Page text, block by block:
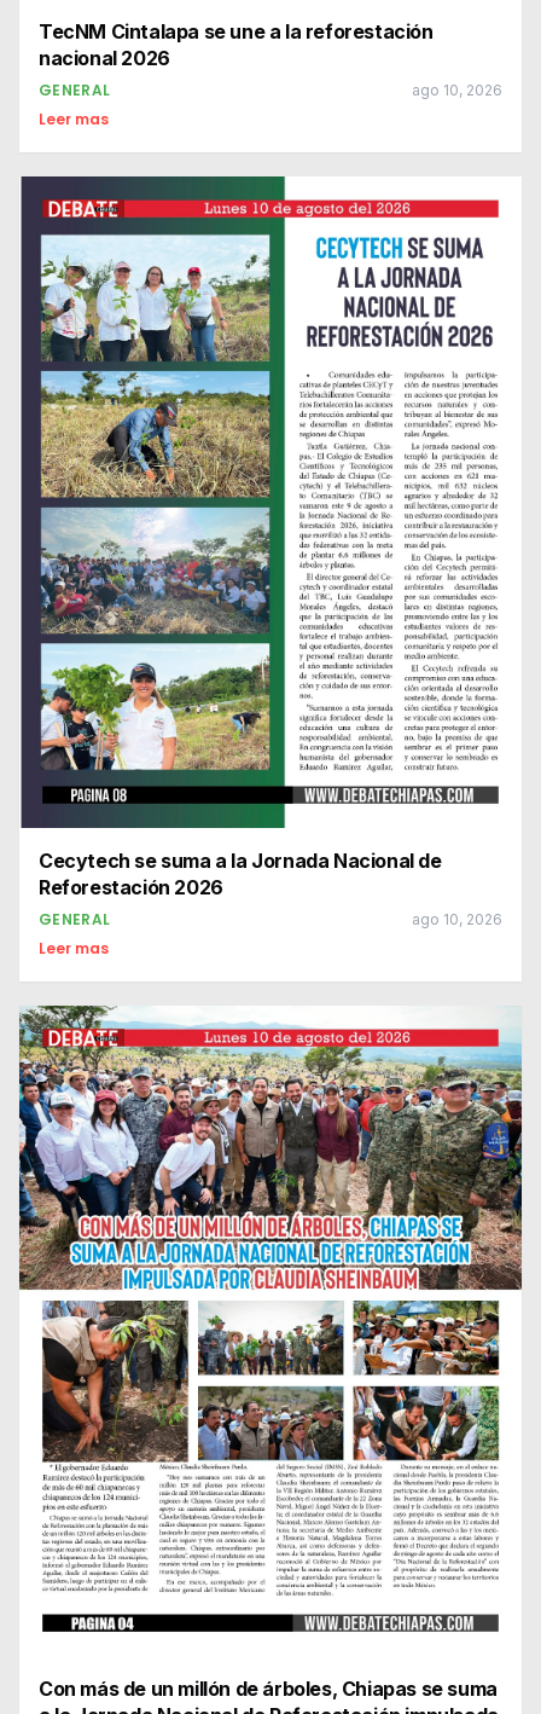
TecNM Cintalapa se une a la reforestación
nacional 2026
GENERAL ago 10, 2026
Leer mas
Cecytech se suma a la Jornada Nacional de
Reforestación 2026
GENERAL ago 10, 2026
Leer mas
Con más de un millón de árboles, Chiapas se suma